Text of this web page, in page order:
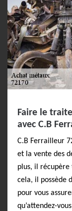
Faire le
avec C.B
C.B Ferrailleur
et la vente des
plus, il récupère
cela, il possède
pour vous
qu’attendez-